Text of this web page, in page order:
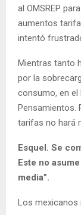
al OMSREP
aumentos
intentó
Mientras tanto
por la
consumo, en el
Pensamientos.
tarifas no hará
Esquel. Se
Este no
media”.
Los mexicanos